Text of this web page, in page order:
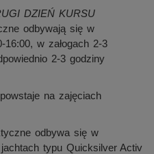
DZIEŃ KURSU
odbywają się w
16:00, w załogach 2-3
2-3 godziny
na zajęciach
odbywa się w
typu Quicksilver Activ